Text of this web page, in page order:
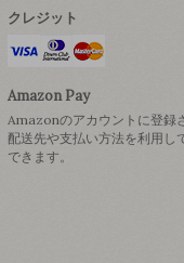
クレジット
Amazon Pay
Amazonのアカウントに登録
配送先や支払い方法を利用し
できます。